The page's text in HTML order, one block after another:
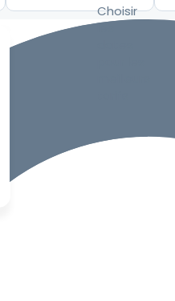
Choisir
les